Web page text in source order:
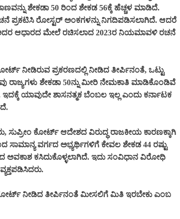
ಶೇಕಡಾ 50 ರಿಂದ ಶೇಕಡ 56ಕ್ಕೆ ಹೆಚ್ಚಳ ಮಾಡಿದೆ.
ಪ್ರಕಟಿಸಿ ರೋಸ್ಟರ್ ಅಂಕಗಳನ್ನು ನಿಗದಿಪಡಿಸಲಾಗಿದೆ. ಆದರೆ
ಆಧಾರದ ಮೇಲೆ ರಚಿಸಲಾದ 2023ರ ನಿಯಮಾವಳಿ ರಚನೆ
ನೀಡಿರುವ ಪ್ರಕರಣದಲ್ಲಿ ನೀಡಿದ ತೀರ್ಪಿನಂತೆ, ಒಟ್ಟು
ರಾಜ್ಯಗಳು ಶೇಕಡಾ 50ನ್ನು ಮೀರಿ ನೇಮಕಾತಿ ಮಾಡಿಕೊಂಡಿವೆ
ಯಾವುದೇ ಶಾಸನತ್ಮಕ ಬೆಂಬಲ ಇಲ್ಲ ಎಂದು ಕರ್ನಾಟಕ
ಕೋರ್ಟ್ ಆದೇಶದ ವಿರುದ್ಧ ರಾಜಕೀಯ ಕಾರಣಕ್ಕಾಗಿ
ಸಾಮಾನ್ಯ ವರ್ಗದ ಅಭ್ಯರ್ಥಿಗಳಿಗೆ ಕೇವಲ ಶೇಕಡ 44 ರಷ್ಟು
ಕಸಿದುಕೊಳ್ಳಲಾಗಿದೆ. ಇದು ಸಂವಿಧಾನ ವಿರೋಧಿ
ಕೋರ್ಟ್‌ ನೀಡಿದ ತೀರ್ಪಿನಂತೆ ಮೀಸಲಿಗೆ ಮಿತಿ ಇರಬೇಕು ಎಂಬ